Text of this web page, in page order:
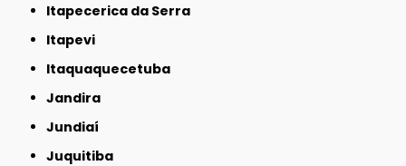
Itapecerica da Serra
Itapevi
Itaquaquecetuba
Jandira
Jundiaí
Juquitiba